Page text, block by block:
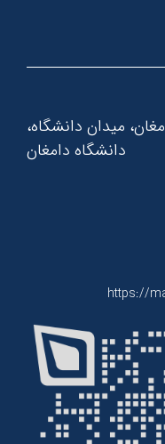
میدان دانشگاه،
دانشگاه دامغان
https://